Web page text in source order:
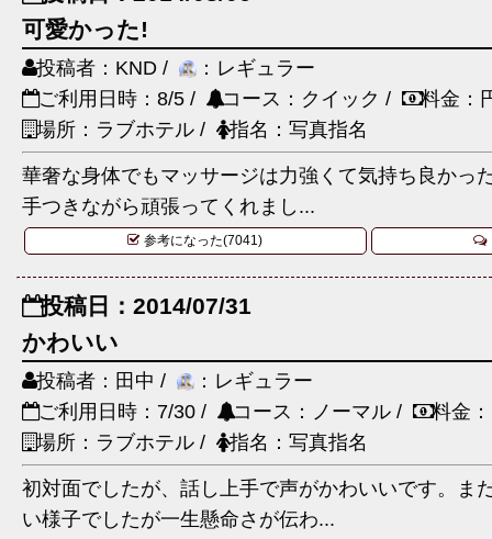
可愛かった!
投稿者：KND /
：レギュラー
ご利用日時：8/5 /
コース：クイック /
料金：
場所：ラブホテル /
指名：写真指名
華奢な身体でもマッサージは力強くて気持ち良かっ
手つきながら頑張ってくれまし...
参考になった(7041)
投稿日：2014/07/31
かわいい
投稿者：田中 /
：レギュラー
ご利用日時：7/30 /
コース：ノーマル /
料金
場所：ラブホテル /
指名：写真指名
初対面でしたが、話し上手で声がかわいいです。ま
い様子でしたが一生懸命さが伝わ...